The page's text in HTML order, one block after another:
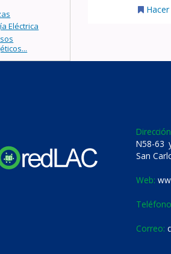
Eléctrica
N58-63
San
Web:
Correo: